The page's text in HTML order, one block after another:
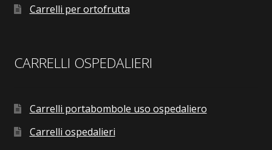
Carrelli per ortofrutta
CARRELLI OSPEDALIERI
Carrelli portabombole uso ospedaliero
Carrelli ospedalieri